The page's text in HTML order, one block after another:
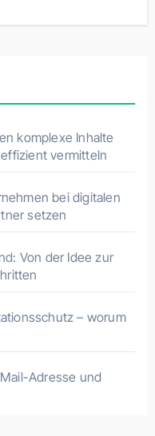
komplexe Inhalte
vermitteln
bei digitalen
setzen
Von der Idee zur
– worum
Adresse und